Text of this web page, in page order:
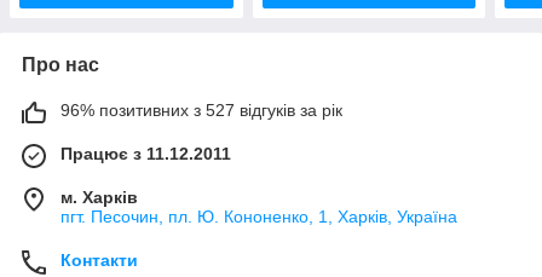
Про нас
96% позитивних з 527 відгуків за рік
Працює з 11.12.2011
м. Харків
пгт. Песочин, пл. Ю. Кононенко, 1, Харків, Україна
Контакти